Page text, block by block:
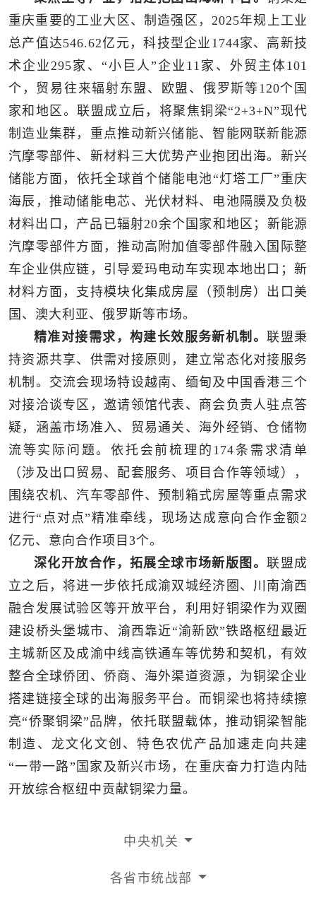
重庆重要的工业大区、制造强区，2025年规上工业
总产值达546.62亿元，科技型企业1744家、高新技
术企业295家、“小巨人”企业11家、外贸主体101
个，贸易往来辐射东盟、欧盟、俄罗斯等120个国
家和地区。联盟成立后，将聚焦铜梁“2+3+N”现代
制造业集群，重点推动新兴储能、智能网联新能源
汽摩零部件、新材料三大优势产业抱团出海。新兴
储能方面，依托全球首个储能电池“灯塔工厂”重庆
海辰，推动储能电芯、光伏材料、电池隔膜及负极
材料出口，产品已辐射20余个国家和地区；新能源
汽摩零部件方面，推动高附加值零部件融入国际整
车企业供应链，引导爱玛电动车实现本地出口；新
材料方面，支持模块化集成房屋（预制房）出口美
国、澳大利亚、俄罗斯等市场。
精准对接需求，构建长效服务新机制。联盟秉
持资源共享、供需对接原则，建立常态化对接服务
机制。交流会现场特设越南、缅甸及中国香港三个
对接洽谈专区，邀请领馆代表、商会负责人驻点答
疑，涵盖市场准入、贸易通关、海外经销、仓储物
流等实际问题。依托会前梳理的174条需求清单
（涉及出口贸易、配套服务、项目合作等领域），
围绕农机、汽车零部件、预制箱式房屋等重点需求
进行“点对点”精准牵线，现场达成意向合作金额2
亿元、意向合作项目3个。
深化开放合作，拓展全球市场新版图。联盟成
立之后，将进一步依托成渝双城经济圈、川南渝西
融合发展试验区等开放平台，利用好铜梁作为双圈
建设桥头堡城市、渝西靠近“渝新欧”铁路枢纽最近
主城新区及成渝中线高铁通车等优势和契机，有效
整合全球侨团、侨商、海外渠道资源，为铜梁企业
搭建链接全球的出海服务平台。而铜梁也将持续擦
亮“侨聚铜梁”品牌，依托联盟载体，推动铜梁智能
制造、龙文化文创、特色农优产品加速走向共建
“一带一路”国家及新兴市场，在重庆奋力打造内陆
开放综合枢纽中贡献铜梁力量。
中央机关
各省市统战部